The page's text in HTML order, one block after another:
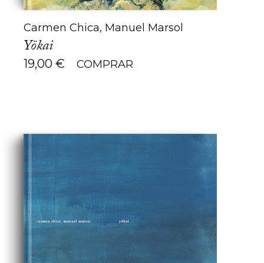
Carmen Chica, Manuel Marsol
Yökai
19,00 € COMPRAR